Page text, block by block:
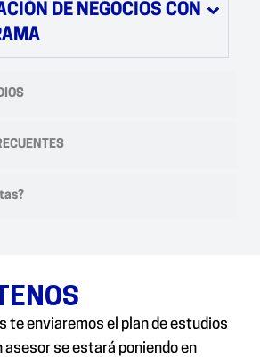
DE NEGOCIOS CON
te enviaremos el plan de estudios
asesor se estará poniendo en